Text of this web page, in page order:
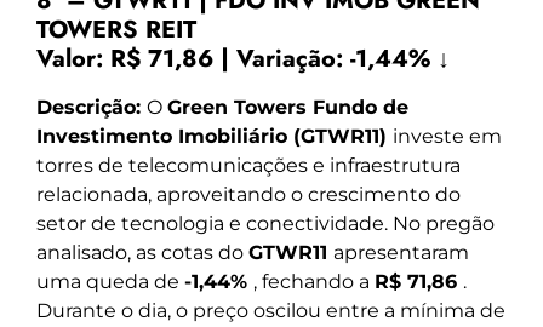
TOWERS REIT
Valor: R$ 71,86 | Variação: -1,44% ↓
Descrição: O Green Towers Fundo de
Investimento Imobiliário (GTWR11) investe em
torres de telecomunicações e infraestrutura
relacionada, aproveitando o crescimento do
setor de tecnologia e conectividade. No pregão
analisado, as cotas do GTWR11 apresentaram
uma queda de -1,44% , fechando a R$ 71,86 .
Durante o dia, o preço oscilou entre a mínima de